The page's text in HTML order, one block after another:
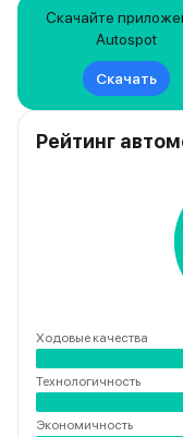
Скачайте
Autospot
Скачать
Рейтинг
Ходовые качества
Технологичность
Экономичность